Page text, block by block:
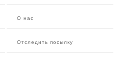
О нас
Отследить посылку